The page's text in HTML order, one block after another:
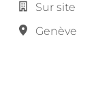
Sur site
Genève